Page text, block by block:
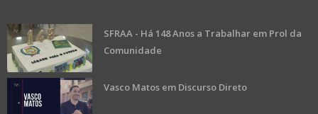
SFRAA - Há 148 Anos a Trabalhar em Prol da
Comunidade
Vasco Matos em Discurso Direto